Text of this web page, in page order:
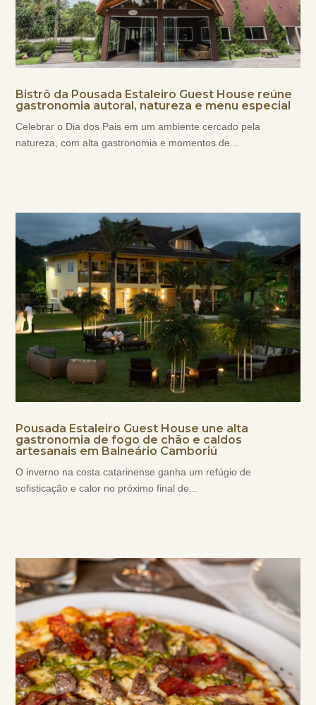
Bistrô da Pousada Estaleiro Guest House reúne
gastronomia autoral, natureza e menu especial
Celebrar o Dia dos Pais em um ambiente cercado pela
natureza, com alta gastronomia e momentos de...
Pousada Estaleiro Guest House une alta
gastronomia de fogo de chão e caldos
artesanais em Balneário Camboriú
O inverno na costa catarinense ganha um refúgio de
sofisticação e calor no próximo final de...